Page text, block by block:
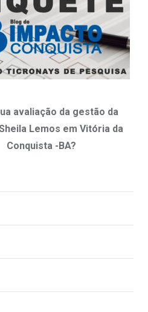
,PAPO DO ZAP ZAP
avaliação da gestão da
Lemos em Vitória da
Conquista -BA?